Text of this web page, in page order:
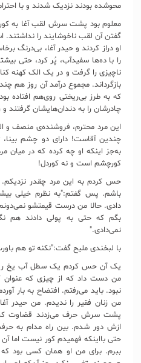
محوشده بودند نزدیک شدند و با
معلوم بود پشت سرش لقب آغا به کور
گفتن آن لقب ناخوشایند را
او دراز کردند و حیدر آغا، بی‌درنگ
را با ده‌ها سفیدآب، پُر کرد، حتی
ناچیزی را گرفت و در یک الک کهنه
بازگرداند. مجموع درآمد آن روز هم
که به طرز بی‌ریختی روی‌هم افتاده
چادرشان را به دندان‌هایشان گرفتند و
این مرد محترم، فروشنده‌ی منصف و
چندین آقاست! دارای دو چشم بینا،
به‌جز اینکه او چه کرده که در میان
کورچشم است و نه کوردل!
حس کردم به این مرد چقدر نزدیکم.
باشم. پس گفتم:"به نظرم خیلی
دادی. حالا من درست قیمتشو
بگم که حتی به پولی دادند هم
نمی‌دادی."
با لبخندی ملیح گفت:"نکنه تو هم
یک آن حس کردم یک سطل آب یخ
من دست داد که از چیزی که عنوان
نبود. باید می‌رفتم. افتضاح به بار
من زنان فقیر را ندیدم. من حیدر
پشت سرش حرف می‌زدند قضاوت
ازش دور شدم. بین راه مدام به
حتی بااینکه فهمیدم کور نیست اما
ببرم. برای من او همان کسی بود